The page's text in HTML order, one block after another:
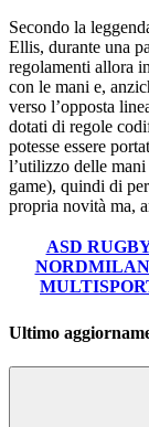
Secondo la
Ellis, durante una
regolamenti allora
con le mani e,
verso l’opposta
dotati di regole
potesse essere
l’utilizzo delle
game), quindi di
propria novità ma,
ASD
Ultimo